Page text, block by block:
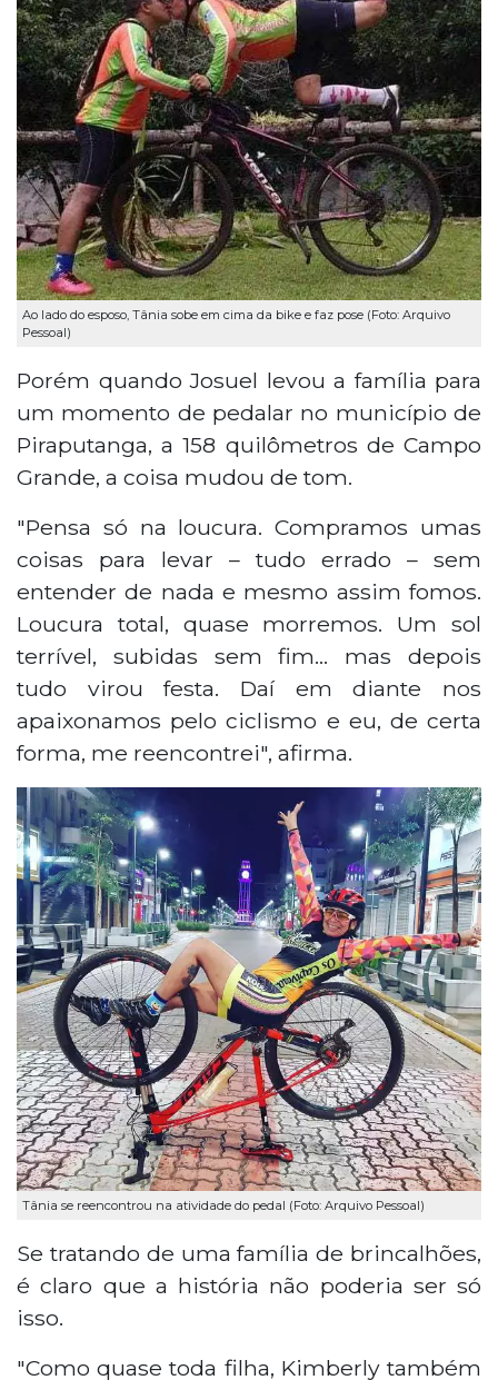
Ao lado do esposo, Tânia sobe em cima da bike e faz pose (Foto: Arquivo
Pessoal)
Porém quando Josuel levou a família para
um momento de pedalar no município de
Piraputanga, a 158 quilômetros de Campo
Grande, a coisa mudou de tom.
"Pensa só na loucura. Compramos umas
coisas para levar – tudo errado – sem
entender de nada e mesmo assim fomos.
Loucura total, quase morremos. Um sol
terrível, subidas sem fim… mas depois
tudo virou festa. Daí em diante nos
apaixonamos pelo ciclismo e eu, de certa
forma, me reencontrei", afirma.
Tânia se reencontrou na atividade do pedal (Foto: Arquivo Pessoal)
Se tratando de uma família de brincalhões,
é claro que a história não poderia ser só
isso.
"Como quase toda filha, Kimberly também